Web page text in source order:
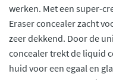
werken. Met een super-
Eraser concealer zacht
zeer dekkend. Door de
concealer trekt de liquid
huid voor een egaal en